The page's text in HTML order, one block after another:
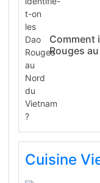
Comment
Rouges
Cuisine